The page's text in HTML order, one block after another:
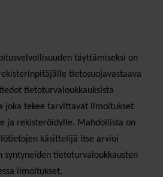
täyttämiseksi on
tietosuojavastaava
tietoturvaloukkauksista
joka tekee tarvittavat ilmoitukset
ja rekisteröidylle. Mahdollista on
käsittelijä itse arvioi
syntyneiden tietoturvaloukkausten
ilmoitukset.